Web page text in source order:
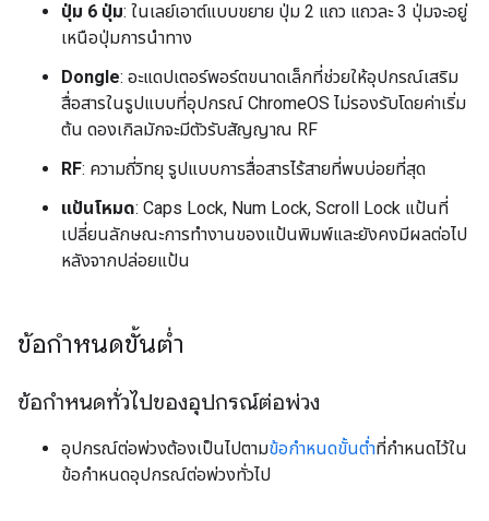
ปุ่ม 6 ปุ่ม: ในเลย์เอาต์แบบขยาย ปุ่ม 2 แถว แถวละ 3 ปุ่มจะอยู่
เหนือปุ่มการนำทาง
Dongle: อะแดปเตอร์พอร์ตขนาดเล็กที่ช่วยให้อุปกรณ์เสริม
สื่อสารในรูปแบบที่อุปกรณ์ ChromeOS ไม่รองรับโดยค่าเริ่ม
ต้น ดองเกิลมักจะมีตัวรับสัญญาณ RF
RF: ความถี่วิทยุ รูปแบบการสื่อสารไร้สายที่พบบ่อยที่สุด
แป้นโหมด: Caps Lock, Num Lock, Scroll Lock แป้นที่
เปลี่ยนลักษณะการทำงานของแป้นพิมพ์และยังคงมีผลต่อไป
หลังจากปล่อยแป้น
ข้อกำหนดขั้นต่ำ
ข้อกำหนดทั่วไปของอุปกรณ์ต่อพ่วง
อุปกรณ์ต่อพ่วงต้องเป็นไปตามข้อกำหนดขั้นต่ำที่กำหนดไว้ใน
ข้อกำหนดอุปกรณ์ต่อพ่วงทั่วไป